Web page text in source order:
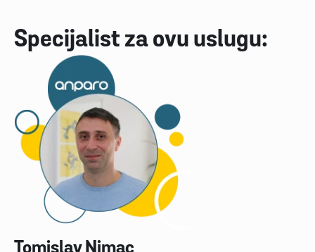
Specijalist za ovu uslugu:
Tomislav Nimac